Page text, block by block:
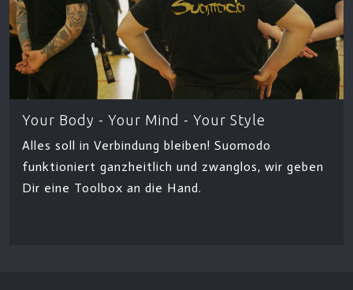
Your Body - Your Mind - Your Style
Alles soll in Verbindung bleiben! Suomodo
funktioniert ganzheitlich und zwanglos, wir geben
Dir eine Toolbox an die Hand.